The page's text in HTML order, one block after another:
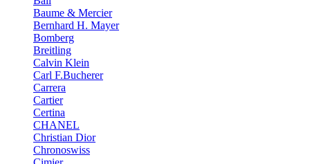
Baume & Mercier
Bernhard H. Mayer
Bomberg
Breitling
Calvin Klein
Carl F.Bucherer
Carrera
Cartier
Certina
CHANEL
Christian Dior
Chronoswiss